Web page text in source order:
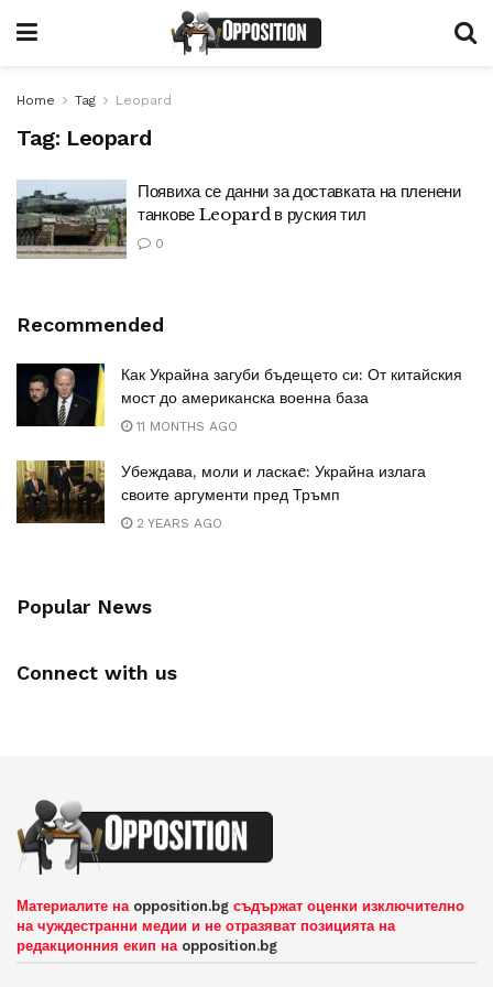
Home Tag Leopard
Tag: Leopard
Появиха се данни за доставката на пленени
танкове Leopard в руския тил
0
Recommended
Как Украйна загуби бъдещето си: От китайския
мост до американска военна база
11 MONTHS AGO
Убеждава, моли и ласкаe: Украйна излага
своите аргументи пред Тръмп
2 YEARS AGO
Popular News
Connect with us
Материалите на opposition.bg съдържат оценки изключително
на чуждестранни медии и не отразяват позицията на
редакционния екип на opposition.bg